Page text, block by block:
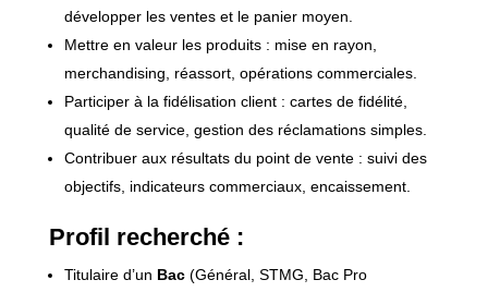
développer les ventes et le panier moyen.
Mettre en valeur les produits : mise en rayon,
merchandising, réassort, opérations commerciales.
Participer à la fidélisation client : cartes de fidélité,
qualité de service, gestion des réclamations simples.
Contribuer aux résultats du point de vente : suivi des
objectifs, indicateurs commerciaux, encaissement.
Profil recherché :
Titulaire d’un Bac(Général, STMG, Bac Pro